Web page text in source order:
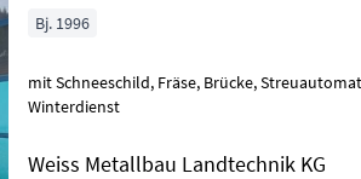
Bj. 1996
mit Schneeschild, Fräse, Brücke, Streuautomat Kommunalgeräte
Winterdienst
Weiss Metallbau Landtechnik KG